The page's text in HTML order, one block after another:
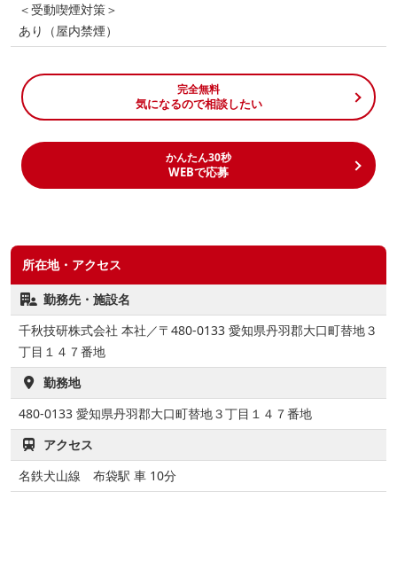
＜受動喫煙対策＞
あり（屋内禁煙）
完全無料
気になるので相談したい
かんたん30秒
WEBで応募
所在地・アクセス
勤務先・施設名
千秋技研株式会社 本社／〒480-0133 愛知県丹羽郡大口町替地３
丁目１４７番地
勤務地
480-0133 愛知県丹羽郡大口町替地３丁目１４７番地
アクセス
名鉄犬山線 布袋駅 車 10分